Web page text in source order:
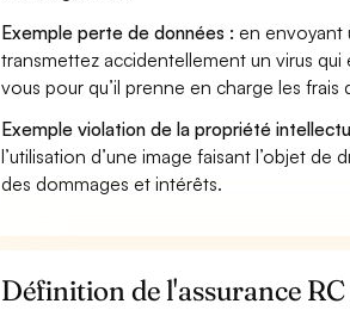
Exemple perte de données : en envoyant
transmettez accidentellement un virus
vous pour qu’il prenne en charge les
Exemple violation de la propriété
l’utilisation d’une image faisant l’objet de
des dommages et intérêts.
Définition de l'assurance